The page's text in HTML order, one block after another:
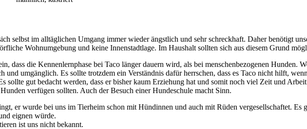
selbst im alltäglichen Umgang immer wieder ängstlich und sehr schreckhaft. Daher benötigt
Wohnumgebung und keine Innenstadtlage. Im Haushalt sollten sich aus diesem Grund
dass die Kennenlernphase bei Taco länger dauern wird, als bei menschenbezogenen Hunden.
und umgänglich. Es sollte trotzdem ein Verständnis dafür herrschen, dass es Taco nicht hilft,
sollte gut bedacht werden, dass er bisher kaum Erziehung hat und somit noch viel Zeit und
verfügen sollten. Auch der Besuch einer Hundeschule macht Sinn.
er wurde bei uns im Tierheim schon mit Hündinnen und auch mit Rüden vergesellschaftet. Es
eignen würde.
ist uns nicht bekannt.